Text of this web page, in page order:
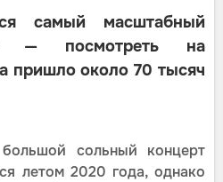
самый масштабный
— посмотреть на
пришло около 70 тысяч
сольный концерт
летом 2020 года, однако